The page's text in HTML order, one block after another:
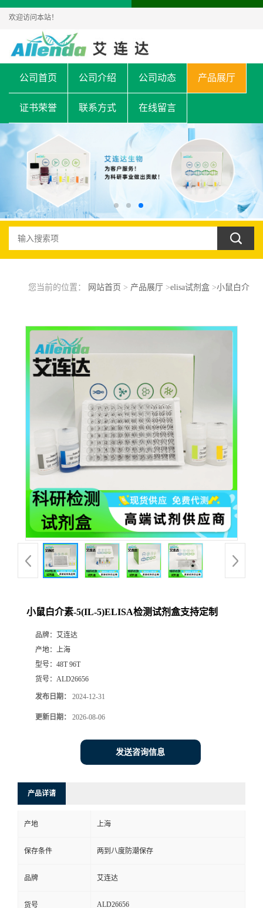
欢迎访问本站！
公司首页 公司介绍 公司动态 产品展厅
证书荣誉 联系方式 在线留言
您当前的位置： 网站首页 > 产品展厅 >elisa试剂盒>小鼠白介
小鼠白介素-5(IL-5)ELISA检测试剂盒支持定制
品牌： 艾连达
产地： 上海
型号： 48T 96T
货号： ALD26656
发布日期： 2024-12-31
更新日期： 2026-08-06
发送咨询信息
产品详请
产地 上海
保存条件 两到八度防潮保存
品牌 艾连达
货号 ALD26656